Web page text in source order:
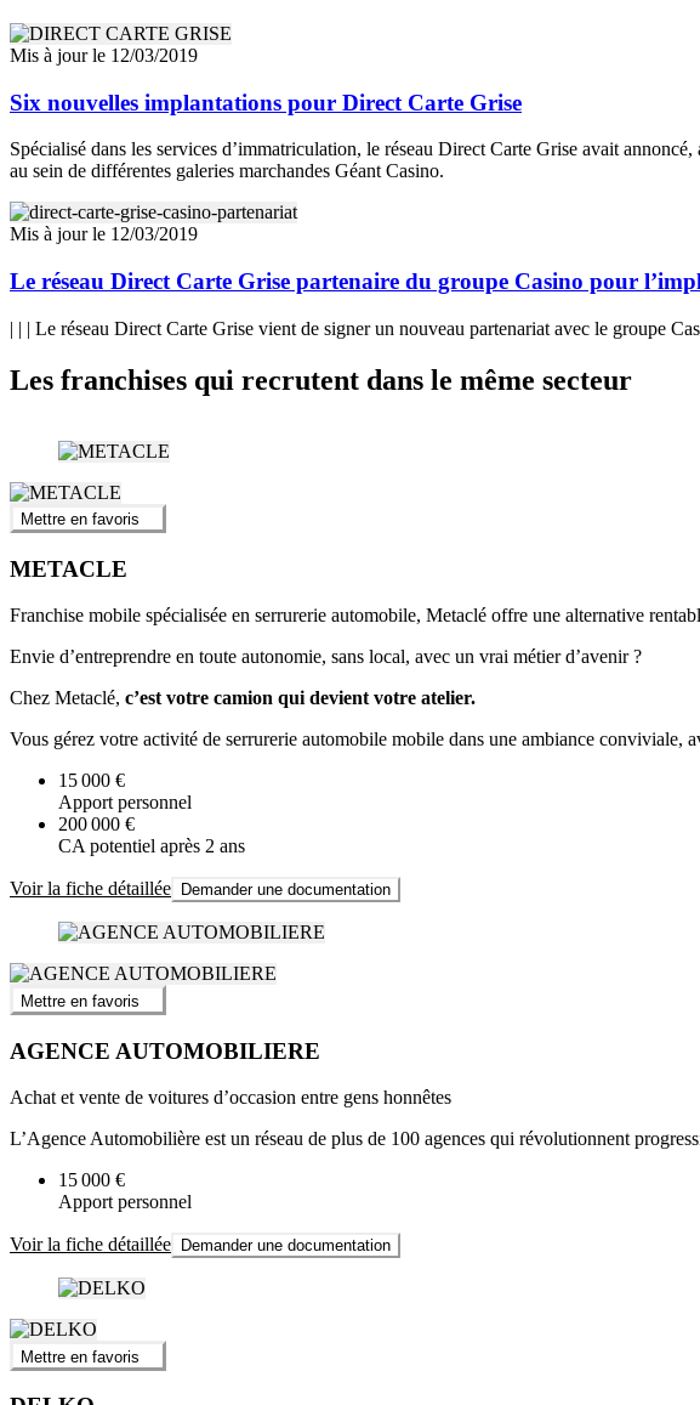
Mis à jour le 12/03/2019
Six nouvelles implantations pour Direct Carte Grise
Spécialisé dans les services d’immatriculation, le réseau Direct Carte Grise avait
au sein de différentes galeries marchandes Géant Casino.
Mis à jour le 12/03/2019
Le réseau Direct Carte Grise partenaire du groupe Casino pour
| | | Le réseau Direct Carte Grise vient de signer un nouveau partenariat avec le groupe
Les franchises qui recrutent dans le même secteur
Mettre en favoris
METACLE
Franchise mobile spécialisée en serrurerie automobile, Metaclé offre une alternative
Envie d’entreprendre en toute autonomie, sans local, avec un vrai métier d’avenir ?
Chez Metaclé, c’est votre camion qui devient votre atelier.
Vous gérez votre activité de serrurerie automobile mobile dans une ambiance conviviale,
15 000 €
Apport personnel
200 000 €
CA potentiel après 2 ans
Voir la fiche détaillée Demander une documentation
Mettre en favoris
AGENCE AUTOMOBILIERE
Achat et vente de voitures d’occasion entre gens honnêtes
L’Agence Automobilière est un réseau de plus de 100 agences qui révolutionnent
15 000 €
Apport personnel
Voir la fiche détaillée Demander une documentation
Mettre en favoris